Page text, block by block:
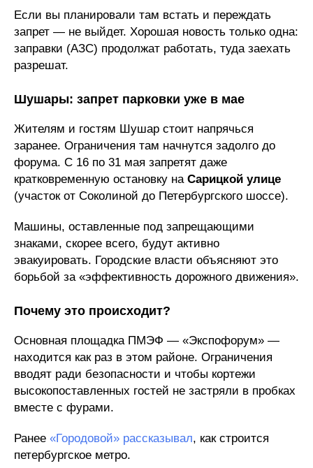
Если вы планировали там встать и переждать
запрет — не выйдет. Хорошая новость только одна:
заправки (АЗС) продолжат работать, туда заехать
разрешат.
Шушары: запрет парковки уже в мае
Жителям и гостям Шушар стоит напрячься
заранее. Ограничения там начнутся задолго до
форума. С 16 по 31 мая запретят даже
кратковременную остановку на Сарицкой улице
(участок от Соколиной до Петербургского шоссе).
Машины, оставленные под запрещающими
знаками, скорее всего, будут активно
эвакуировать. Городские власти объясняют это
борьбой за «эффективность дорожного движения».
Почему это происходит?
Основная площадка ПМЭФ — «Экспофорум» —
находится как раз в этом районе. Ограничения
вводят ради безопасности и чтобы кортежи
высокопоставленных гостей не застряли в пробках
вместе с фурами.
Ранее «Городовой» рассказывал, как строится
петербургское метро.